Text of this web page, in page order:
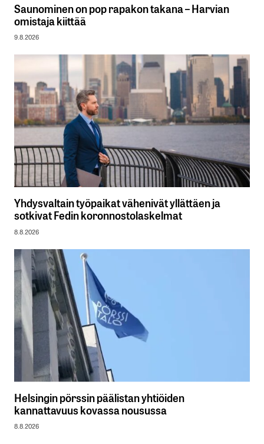
Saunominen on pop rapakon takana – Harvian
omistaja kiittää
9.8.2026
Yhdysvaltain työpaikat vähenivät yllättäen ja
sotkivat Fedin koronnostolaskelmat
8.8.2026
Helsingin pörssin päälistan yhtiöiden
kannattavuus kovassa nousussa
8.8.2026